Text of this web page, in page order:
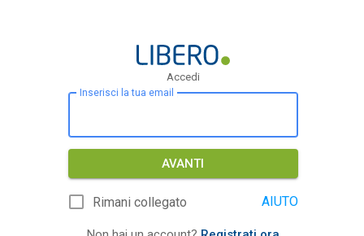
Accedi
Inserisci la tua email
AVANTI
Rimani collegato AIUTO